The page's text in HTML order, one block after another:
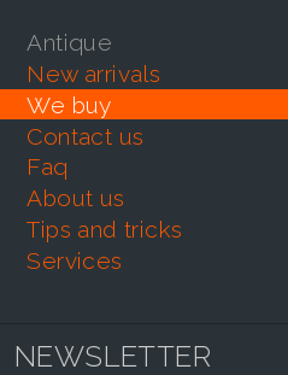
antique
new arrivals
we buy
contact us
faq
about us
tips and tricks
services
NEWSLETTER